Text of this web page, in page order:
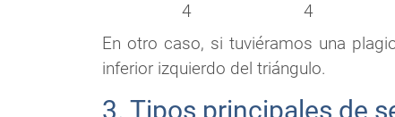
4
4
En otro caso, si tuviéramos una
inferior izquierdo del triángulo.
3. Tipos principales de